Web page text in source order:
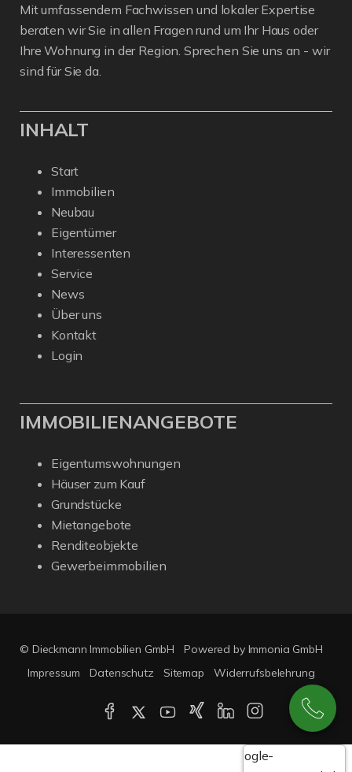
Mit umfassendem Fachwissen und lokaler Expertise
beraten wir Sie in allen Fragen rund um Ihr Haus oder
Ihre Wohnung in der Region. Sprechen Sie uns an - wir
sind für Sie da.
INHALT
Start
Immobilien
Neubau
Eigentümer
Interessenten
Service
News
Über uns
Kontakt
Login
IMMOBILIENANGEBOTE
Eigentumswohnungen
Häuser zum Kauf
Grundstücke
Mietangebote
Renditeobjekte
Gewerbeimmobilien
© Dieckmann Immobilien GmbH
Powered by Immonia GmbH
Impressum
Datenschutz Sitemap Widerrufsbelehrung
Google-